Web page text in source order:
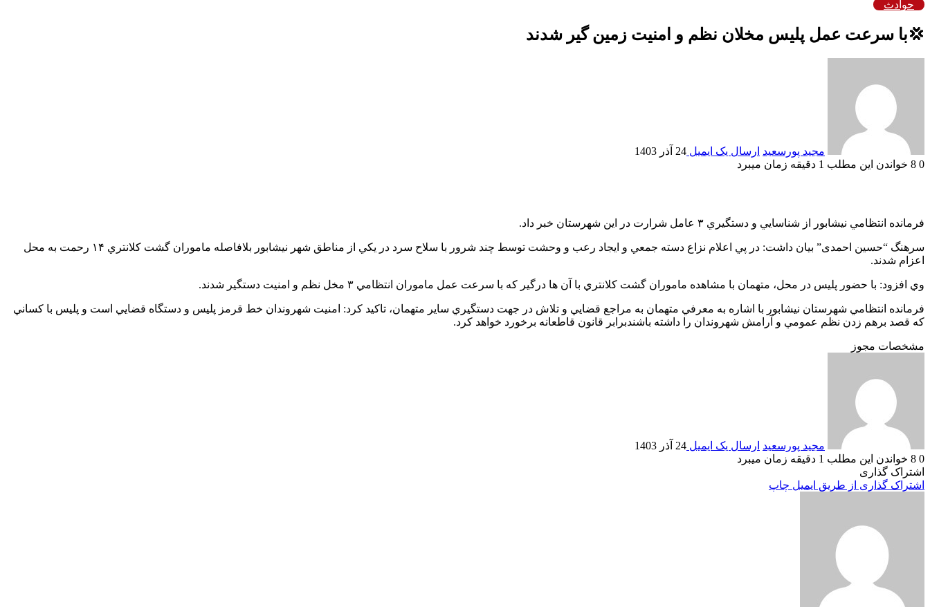
حوادث
💢با سرعت عمل پلیس مخلان نظم و امنیت زمین گیر شدند
مجید پورسعید ارسال یک ایمیل 24 آذر 1403
0
خواندن این مطلب 1 دقیقه زمان میبرد
فرمانده انتظامي نيشابور از شناسايي و دستگيري ۳ عامل شرارت در این شهرستان خبر داد.
سرهنگ “حسین احمدی” بیان داشت: در پي اعلام نزاع دسته جمعي و ایجاد رعب و وحشت توسط چند شرور با سلاح سرد در يکي از مناطق شهر نیشابور بلافاصله ماموران گشت کلانتري ۱۴ رحمت به محل
اعزام شدند.
وي افزود: با حضور پلیس در محل، متهمان با مشاهده ماموران گشت کلانتري با آن ها درگیر که با سرعت عمل ماموران انتظامي ٣ مخل نظم و امنیت دستگیر شدند.
فرمانده انتظامي شهرستان نیشابور با اشاره به معرفي متهمان به مراجع قضايي و تلاش در جهت دستگيري ساير متهمان، تاکید کرد: امنیت شهروندان خط قرمز پلیس و دستگاه قضايي است و پلیس با کساني
که قصد برهم زدن نظم عمومي و آرامش شهروندان را داشته باشندبرابر قانون قاطعانه برخورد خواهد کرد.
مشخصات مجوز
مجید پورسعید ارسال یک ایمیل 24 آذر 1403
0
خواندن این مطلب 1 دقیقه زمان میبرد
اشتراک گذاری
اشتراک گذاری از طریق ایمیل چاپ